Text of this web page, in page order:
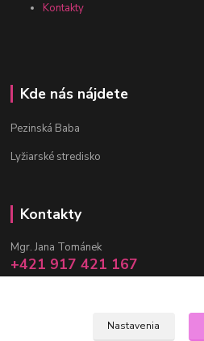
Kontakty
Kde nás nájdete
Pezinská Baba
Lyžiarské stredisko
Kontakty
Mgr. Jana Tománek
+421 917 421 167
(Po-Pia, 10 -17 hod.)
Nastavenia